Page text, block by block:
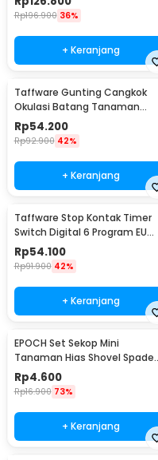
Rp196.900 36%
+ Keranjang
Taffware Gunting Cangkok
Okulasi Batang Tanaman
Grafting Pruning Tool - 210
Rp54.200
Rp92.900 42%
+ Keranjang
Taffware Stop Kontak Timer
Switch Digital 6 Program EU
Plug 16A 230V - W03
Rp54.100
Rp91.900 42%
+ Keranjang
EPOCH Set Sekop Mini
Tanaman Hias Shovel Spade
Gardening Tools 3 PCS -
LXY549
Rp4.600
Rp16.900 73%
+ Keranjang